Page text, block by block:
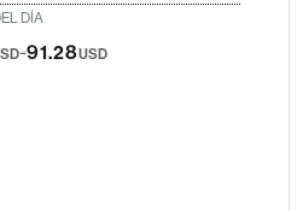
DÍA
-91.28USD